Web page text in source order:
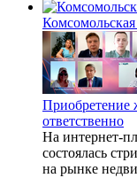
Приобретение
ответственно
На интернет-
состоялась
на рынке